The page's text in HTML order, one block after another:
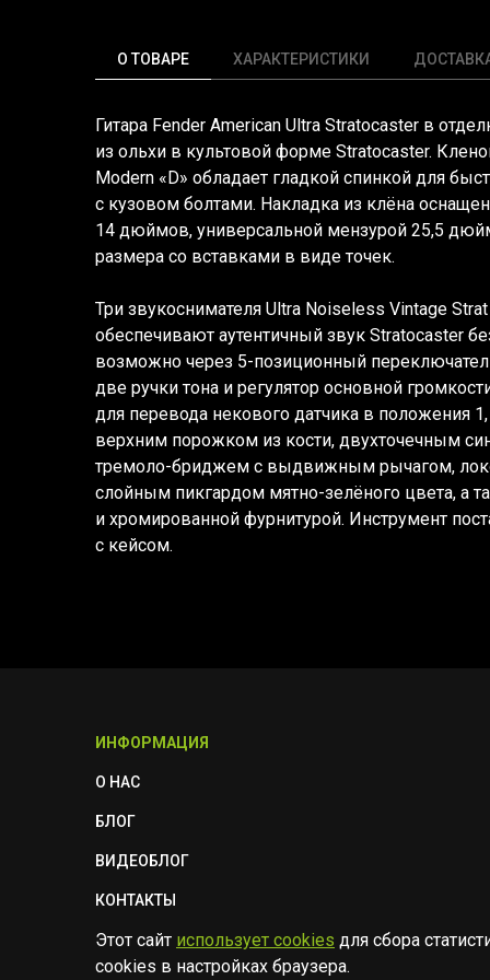
О ТОВАРЕ ХАРАКТЕРИСТИКИ
Гитара Fender American Ultra Stratocaster в
из ольхи в культовой форме Stratocaster.
Modern «D» обладает гладкой спинкой для
с кузовом болтами. Накладка из клёна
14 дюймов, универсальной мензурой 25,5
размера со вставками в виде точек.
Три звукоснимателя Ultra Noiseless Vintage
обеспечивают аутентичный звук Stratocaster
возможно через 5-позиционный
две ручки тона и регулятор основной
для перевода некового датчика в положения
верхним порожком из кости, двухточечным
тремоло-бриджем с выдвижным рычагом,
слойным пикгардом мятно-зелёного цвета, а
и хромированной фурнитурой. Инструмент
с кейсом.
ИНФОРМАЦИЯ
О НАС
БЛОГ
ВИДЕОБЛОГ
КОНТАКТЫ
ПОЛИТИКА БЕЗОПАСНОСТИ
Этот сайт использует cookies для сбора
cookies в настройках браузера.